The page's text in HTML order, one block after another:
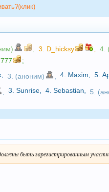
3. D_hicksy 4.
;
3. (аноним) 4. Maxim 5.
3.Sunrise 4.Sebastian 5.
быть зарегистрированным